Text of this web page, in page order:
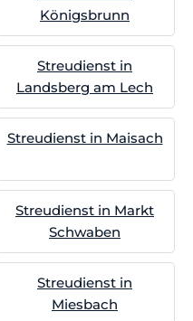
Königsbrunn
Streudienst in
Landsberg am Lech
Streudienst in Maisach
Streudienst in Markt
Schwaben
Streudienst in
Miesbach